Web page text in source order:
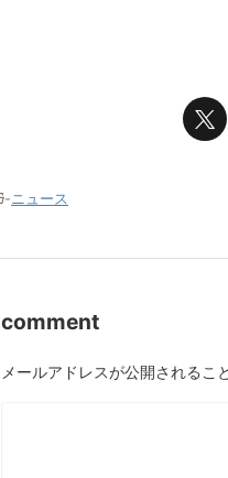
-ニュース
comment
メールアドレスが公開されるこ